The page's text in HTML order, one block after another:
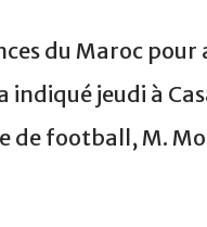
du Maroc
indiqué jeudi à
de football, M.